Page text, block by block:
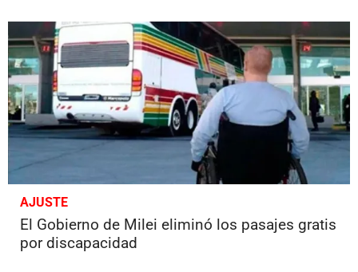
AJUSTE
El Gobierno de Milei eliminó los pasajes gratis
por discapacidad